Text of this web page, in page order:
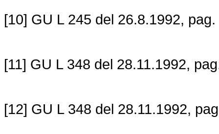
[10] GU L 245 del 26.8.1992,
[11] GU L 348 del 28.11.1992,
[12] GU L 348 del 28.11.1992,